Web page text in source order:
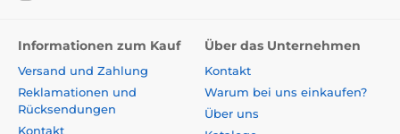
Informationen zum Kauf
Versand und Zahlung
Reklamationen und
Rücksendungen
Kontakt
Über das Unternehmen
Kontakt
Warum bei uns einkaufen?
Über uns